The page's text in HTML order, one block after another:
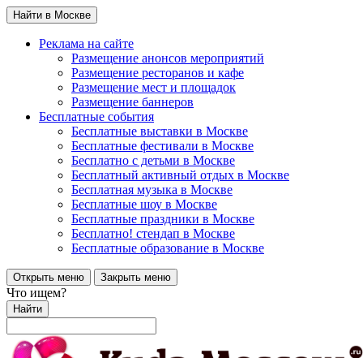
Найти в Москве
Реклама на сайте
Размещение анонсов мероприятий
Размещение ресторанов и кафе
Размещение мест и площадок
Размещение баннеров
Бесплатные события
Бесплатные выставки в Москве
Бесплатные фестивали в Москве
Бесплатно с детьми в Москве
Бесплатный активный отдых в Москве
Бесплатная музыка в Москве
Бесплатные шоу в Москве
Бесплатные праздники в Москве
Бесплатно! стендап в Москве
Бесплатные образование в Москве
Открыть меню Закрыть меню
Что ищем?
Найти